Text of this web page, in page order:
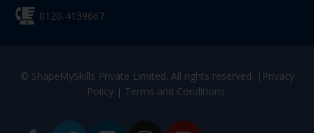
0120-4139667
© ShapeMySkills Private Limited. All rights reserved. | Privacy
Policy| Terms and Conditions